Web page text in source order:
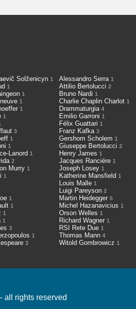
Solženicyn1 Alessandro Serra 1
1 Attilio Bertolucci 2
1 Bruno Nardi 1
1 Charlie Chaplin Charlot 1
1 Drammaturgia 4
1 Emilio Garroni 1
Félix Guattari 1
3 Franz Kafka 3
1 Gershom Scholem 1
1 Giuseppe Bertolucci 2
Lanord1 Henry James 1
2 Jacques Ranciére 1
Murry1 Joseph Losey 1
1 Katherine Mansfield 1
Louis Malle 1
Luigi Pareyson 2
1 Martin Heidegger 5
1 Michel Hazanavicius 1
1 Orson Welles 1
1 Richard Wagner 1
3 RSI Rete Due 1
1 Thomas Mann 4
3 Witold Gombrowicz 1
all rights reserved